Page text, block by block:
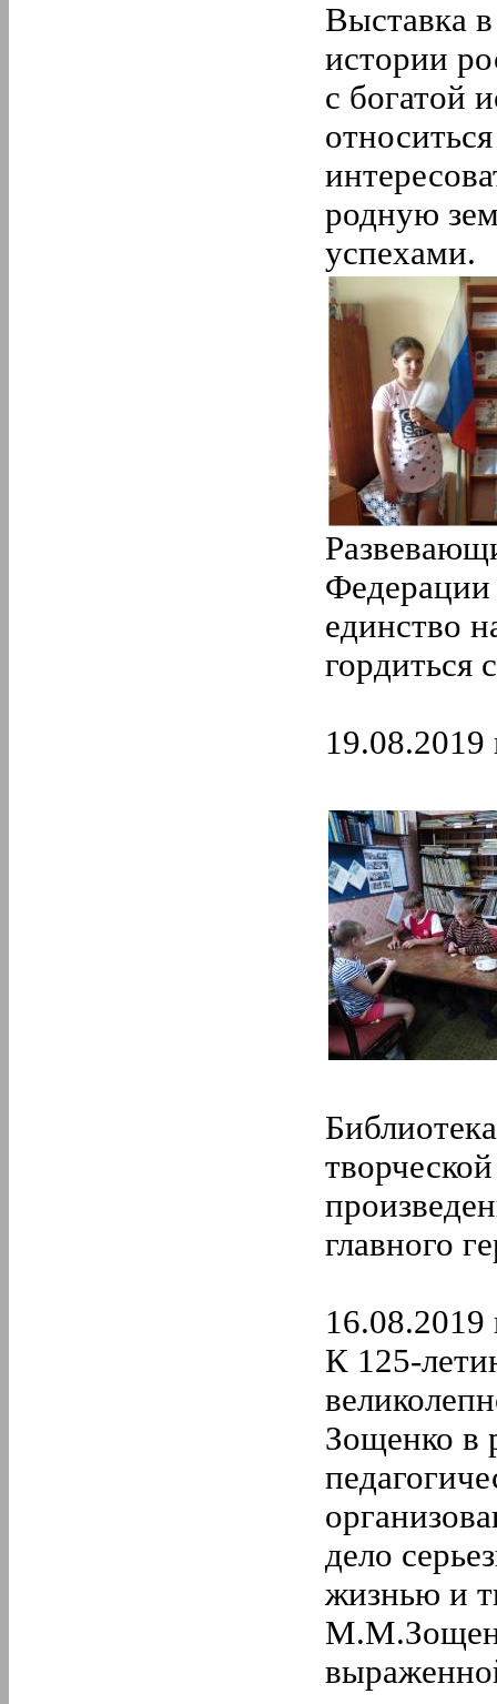
Выставка
истории
с богатой
родную
успехами.
Федерации
единство
гордиться
19.08.2019
главного
16.08.2019
К 125-
Зощенко в
дело
жизнью и